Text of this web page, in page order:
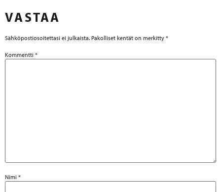
VASTAA
Sähköpostiosoitettasi ei julkaista. Pakolliset kentät on merkitty *
Kommentti *
Nimi *